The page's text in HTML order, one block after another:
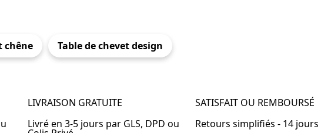
chêne Table de chevet design
LIVRAISON GRATUITE
Livré en 3-5 jours par GLS, DPD ou
SATISFAIT OU REMBOURSÉ
Retours simplifiés - 14 jours